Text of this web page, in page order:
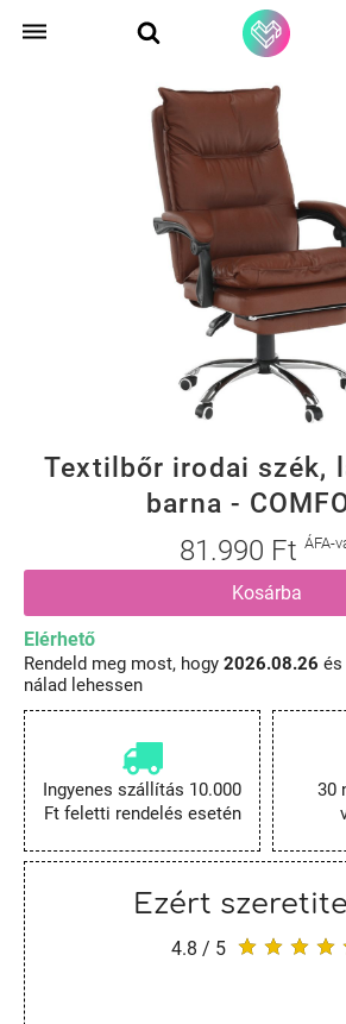
Textilbőr irodai szék,
barna -
81.990 Ft ÁFA-
Kosárba
Elérhető
Rendeld meg most, hogy 2026.08.26 és
nálad lehessen
Ingyenes szállítás 10.000
Ft feletti rendelés esetén
30
Ezért
4.8 / 5